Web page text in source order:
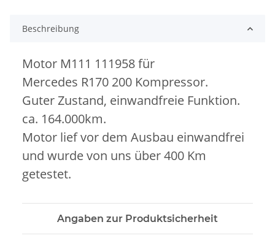
Beschreibung
Motor M111 111958 für
Mercedes R170 200 Kompressor.
Guter Zustand, einwandfreie Funktion.
ca. 164.000km.
Motor lief vor dem Ausbau einwandfrei
und wurde von uns über 400 Km
getestet.
Angaben zur Produktsicherheit